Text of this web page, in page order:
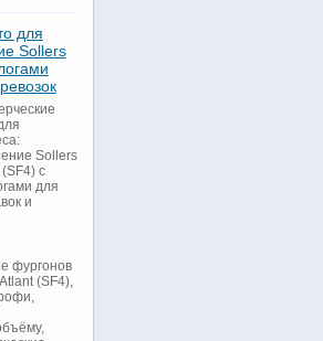
для
Sollers
Sollers
с
для
и
фургонов
(SF4),